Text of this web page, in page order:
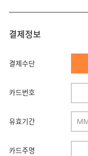
결제정보
결제수단
카드번호
유효기간
카드주명